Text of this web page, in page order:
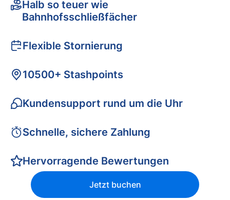
Halb so teuer wie
Bahnhofsschließfächer
Flexible Stornierung
10500+ Stashpoints
Kundensupport rund um die Uhr
Schnelle, sichere Zahlung
Hervorragende Bewertungen
Jetzt buchen